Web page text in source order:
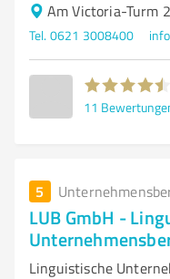
Am Victoria-Turm
Tel. 0621 3008400
11
5
LUB GmbH -
Linguistische